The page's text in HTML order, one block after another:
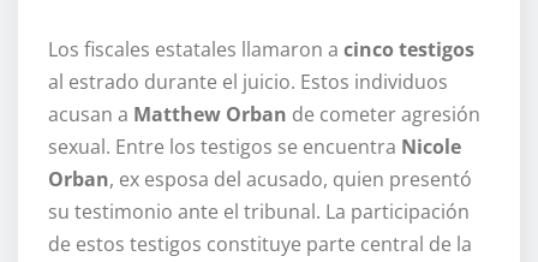
Los fiscales estatales llamaron a cinco testigos
al estrado durante el juicio. Estos individuos
acusan a Matthew Orban de cometer agresión
sexual. Entre los testigos se encuentra Nicole
Orban, ex esposa del acusado, quien presentó
su testimonio ante el tribunal. La participación
de estos testigos constituye parte central de la